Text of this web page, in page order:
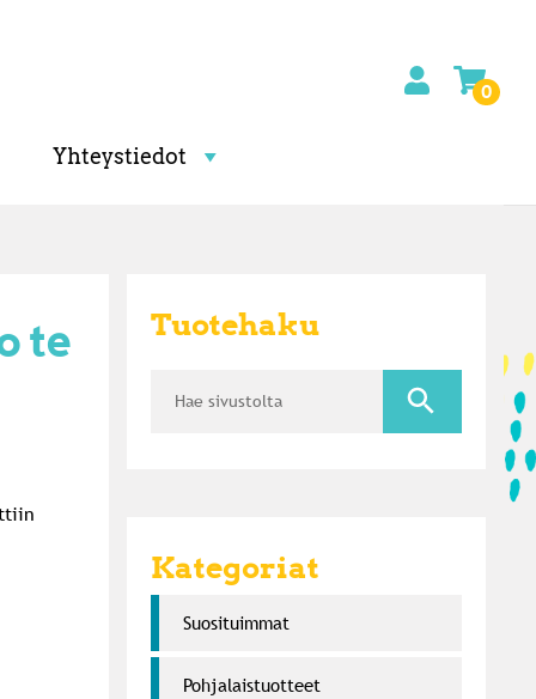
0
Yhteystiedot
Tuotehaku
Kategoriat
Suosi­tuimmat
Pohjalaistuotteet
te